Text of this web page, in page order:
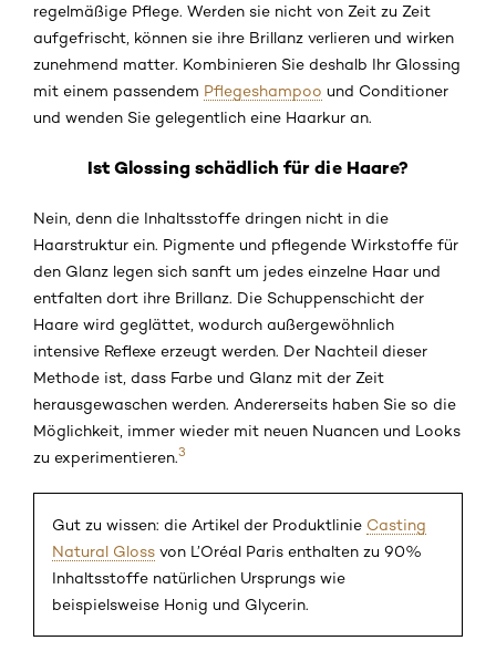
regelmäßige Pflege. Werden sie nicht von Zeit zu Zeit
aufgefrischt, können sie ihre Brillanz verlieren und wirken
zunehmend matter. Kombinieren Sie deshalb Ihr Glossing
mit einem passendem Pflegeshampoo und Conditioner
und wenden Sie gelegentlich eine Haarkur an.
Ist Glossing schädlich für die Haare?
Nein, denn die Inhaltsstoffe dringen nicht in die
Haarstruktur ein. Pigmente und pflegende Wirkstoffe für
den Glanz legen sich sanft um jedes einzelne Haar und
entfalten dort ihre Brillanz. Die Schuppenschicht der
Haare wird geglättet, wodurch außergewöhnlich
intensive Reflexe erzeugt werden. Der Nachteil dieser
Methode ist, dass Farbe und Glanz mit der Zeit
herausgewaschen werden. Andererseits haben Sie so die
Möglichkeit, immer wieder mit neuen Nuancen und Looks
zu experimentieren.3
Gut zu wissen: die Artikel der Produktlinie Casting
Natural Gloss von L’Oréal Paris enthalten zu 90%
Inhaltsstoffe natürlichen Ursprungs wie
beispielsweise Honig und Glycerin.